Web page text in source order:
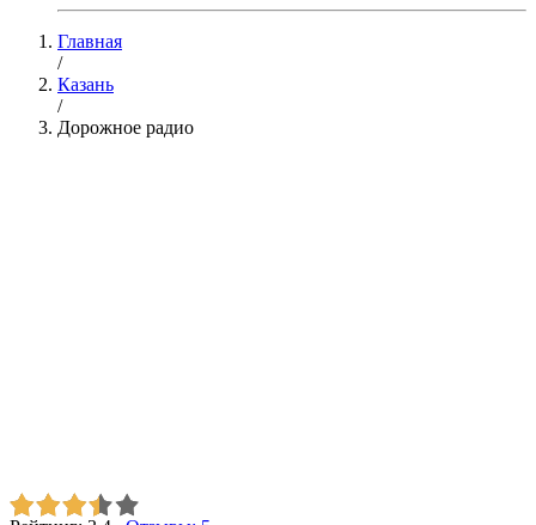
Главная
/
Казань
/
Дорожное радио